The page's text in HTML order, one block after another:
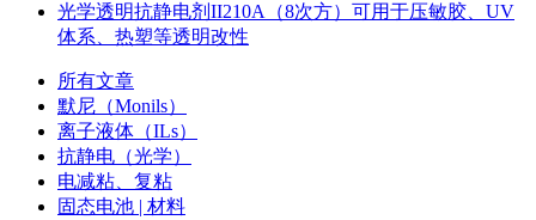
光学透明抗静电剂II210A（8次方）可用于压敏胶、UV
体系、热塑等透明改性
所有文章
默尼（Monils）
离子液体（ILs）
抗静电（光学）
电减粘、复粘
固态电池 | 材料